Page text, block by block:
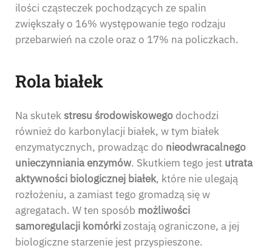
ilości cząsteczek pochodzących ze spalin
zwiększały o 16% występowanie tego rodzaju
przebarwień na czole oraz o 17% na policzkach.
Rola białek
Na skutek stresu środowiskowego dochodzi
również do karbonylacji białek, w tym białek
enzymatycznych, prowadząc do nieodwracalnego
unieczynniania enzymów. Skutkiem tego jest utrata
aktywności biologicznej białek, które nie ulegają
rozłożeniu, a zamiast tego gromadzą się w
agregatach. W ten sposób możliwości
samoregulacji komórkizostają ograniczone, a jej
biologiczne starzenie jest przyspieszone.